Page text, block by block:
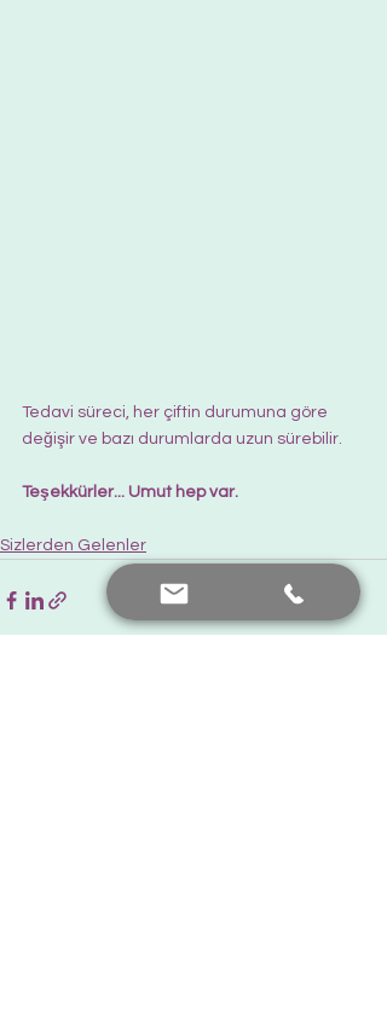
Tedavi süreci, her çiftin durumuna göre
değişir ve bazı durumlarda uzun sürebilir.
Teşekkürler... Umut hep var.
Sizlerden Gelenler